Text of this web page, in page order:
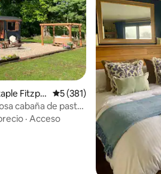
Fitzpai Calificación promedio: 5
5 (381)
cabaña de pastor
· Acceso